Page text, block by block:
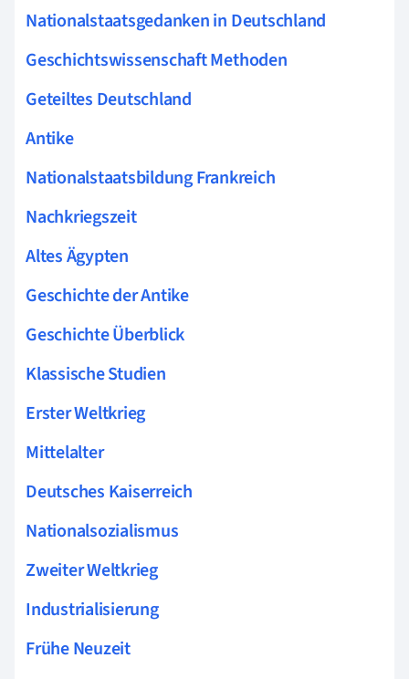
Nationalstaatsgedanken in Deutschland
Geschichtswissenschaft Methoden
Geteiltes Deutschland
Antike
Nationalstaatsbildung Frankreich
Nachkriegszeit
Altes Ägypten
Geschichte der Antike
Geschichte Überblick
Klassische Studien
Erster Weltkrieg
Mittelalter
Deutsches Kaiserreich
Nationalsozialismus
Zweiter Weltkrieg
Industrialisierung
Frühe Neuzeit